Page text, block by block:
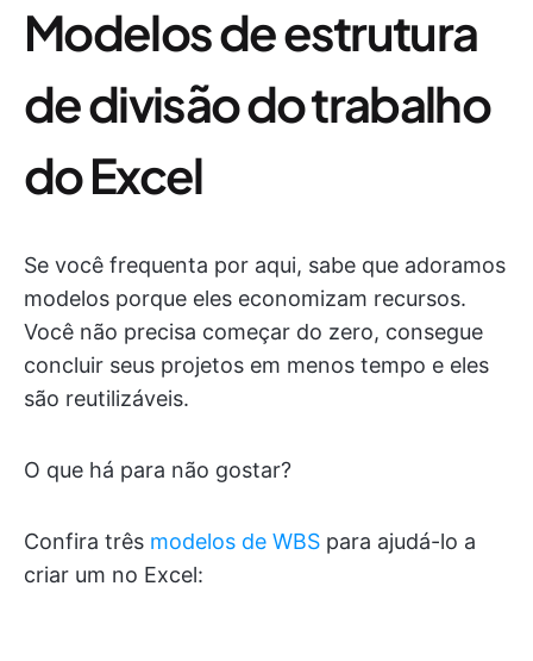
Modelos de estrutura
de divisão do trabalho
do Excel
Se você frequenta por aqui, sabe que adoramos
modelos porque eles economizam recursos.
Você não precisa começar do zero, consegue
concluir seus projetos em menos tempo e eles
são reutilizáveis.
O que há para não gostar?
Confira três modelos de WBS para ajudá-lo a
criar um no Excel: